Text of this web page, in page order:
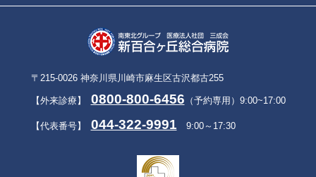
〒215-0026 神奈川県川崎市麻生区古沢都古255
【外来診療】 0800-800-6456 （予約専用）9:00~17:00
【代表番号】 044-322-9991 9:00～17:30